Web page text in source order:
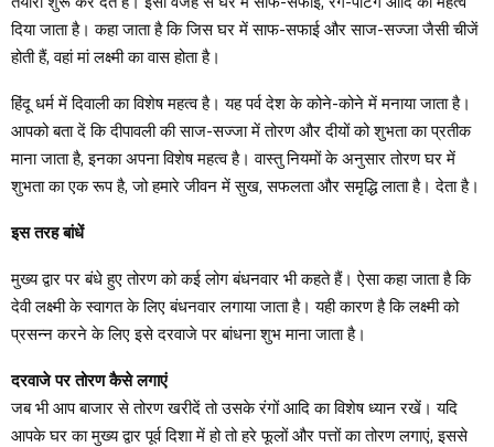
दिया जाता है। कहा जाता है कि जिस घर में साफ-सफाई और साज-सज्जा जैसी चीजें
होती हैं, वहां मां लक्ष्मी का वास होता है।
हिंदू धर्म में दिवाली का विशेष महत्व है। यह पर्व देश के कोने-कोने में मनाया जाता है।
आपको बता दें कि दीपावली की साज-सज्जा में तोरण और दीयों को शुभता का प्रतीक
माना जाता है, इनका अपना विशेष महत्व है। वास्तु नियमों के अनुसार तोरण घर में
शुभता का एक रूप है, जो हमारे जीवन में सुख, सफलता और समृद्धि लाता है। देता है।
इस तरह बांधें
मुख्य द्वार पर बंधे हुए तोरण को कई लोग बंधनवार भी कहते हैं। ऐसा कहा जाता है कि
देवी लक्ष्मी के स्वागत के लिए बंधनवार लगाया जाता है। यही कारण है कि लक्ष्मी को
प्रसन्न करने के लिए इसे दरवाजे पर बांधना शुभ माना जाता है।
दरवाजे पर तोरण कैसे लगाएं
जब भी आप बाजार से तोरण खरीदें तो उसके रंगों आदि का विशेष ध्यान रखें। यदि
आपके घर का मुख्य द्वार पूर्व दिशा में हो तो हरे फूलों और पत्तों का तोरण लगाएं, इससे